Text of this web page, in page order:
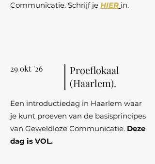
Communicatie. Schrijf je HIER in.
29 okt '26
Proeflokaal
(Haarlem).
Een introductiedag in Haarlem waar
je kunt proeven van de basisprincipes
van Geweldloze Communicatie. Deze
dag is VOL.